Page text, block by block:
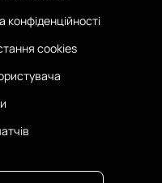
конфіденційності
cookies